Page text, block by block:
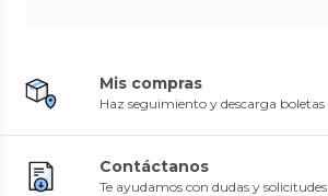
Mis compras
Haz seguimiento y descarga boletas
Contáctanos
Te ayudamos con dudas y solicitudes